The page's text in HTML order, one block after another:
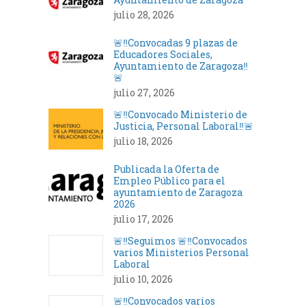
julio 28, 2026
🚨‼️Convocadas 9 plazas de
Educadores Sociales,
Ayuntamiento de Zaragoza‼️
🚨
julio 27, 2026
🚨‼️Convocado Ministerio de
Justicia, Personal Laboral‼️🚨
julio 18, 2026
Publicada la Oferta de
Empleo Público para el
ayuntamiento de Zaragoza
2026
julio 17, 2026
🚨‼️Seguimos 🚨‼️Convocados
varios Ministerios Personal
Laboral
julio 10, 2026
🚨‼️Convocados varios